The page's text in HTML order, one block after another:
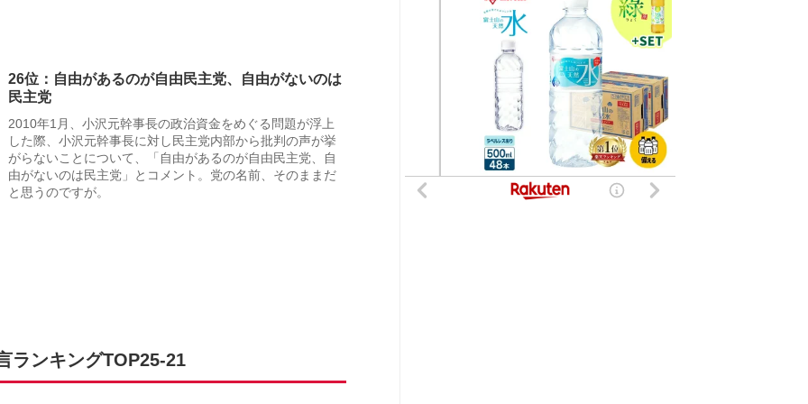
26位：自由があるのが自由民主党、自由がないのは
民主党
2010年1月、小沢元幹事長の政治資金をめぐる問題が浮上
した際、小沢元幹事長に対し民主党内部から批判の声が挙
がらないことについて、「自由があるのが自由民主党、自
由がないのは民主党」とコメント。党の名前、そのままだ
と思うのですが。
ランキングTOP25-21